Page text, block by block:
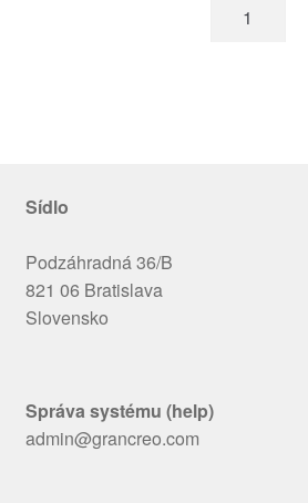
PRECONDIN
Sídlo
Podzáhradná 36/B
821 06 Bratislava
Slovensko
Správa systému (help)
admin@grancreo.com